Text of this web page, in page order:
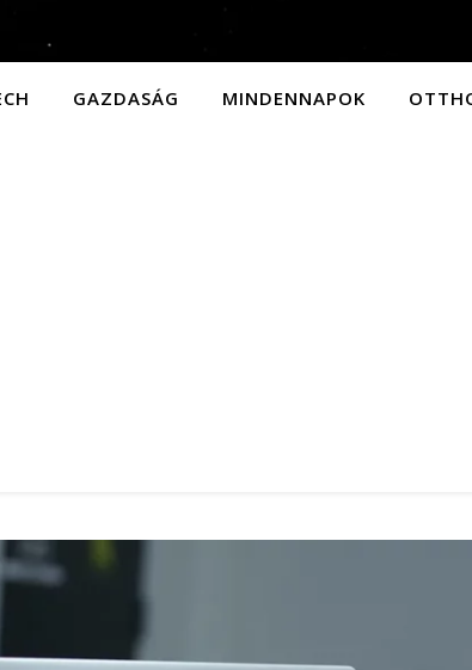
GAZDASÁG MINDENNAPOK